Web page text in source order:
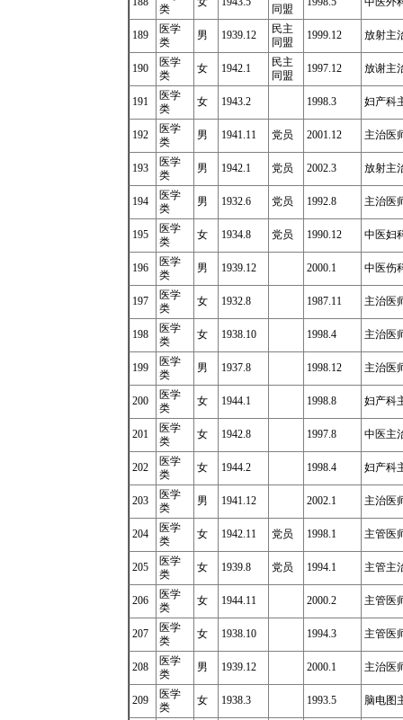
类
同盟
189
医学
类
男 1939.12
民主
同盟
1999.12 放射主
190
医学
类
女 1942.1
民主
同盟
1997.12 放谢主
191
医学
类
女 1943.2 1998.3 妇产科
192
医学
类
男 1941.11 党员 2001.12 主治医
193
医学
类
男 1942.1 党员 2002.3 放射主
194
医学
类
男 1932.6 党员 1992.8 主治医
195
医学
类
女 1934.8 党员 1990.12 中医妇
196
医学
类
男 1939.12 2000.1 中医伤
197
医学
类
女 1932.8 1987.11 主治医
198
医学
类
女 1938.10 1998.4 主治医
199
医学
类
男 1937.8 1998.12 主治医
200
医学
类
女 1944.1 1998.8 妇产科
201
医学
类
女 1942.8 1997.8 中医主
202
医学
类
女 1944.2 1998.4 妇产科
203
医学
类
男 1941.12 2002.1 主治医
204
医学
类
女 1942.11 党员 1998.1 主管医
205
医学
类
女 1939.8 党员 1994.1 主管主
206
医学
类
女 1944.11 2000.2 主管医
207
医学
类
女 1938.10 1994.3 主管医
208
医学
类
男 1939.12 2000.1 主治医
209
医学
类
女 1938.3 1993.5 脑电图